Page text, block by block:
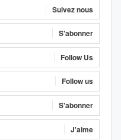
Suivez nous
S'abonner
Follow Us
Follow us
S'abonner
J'aime